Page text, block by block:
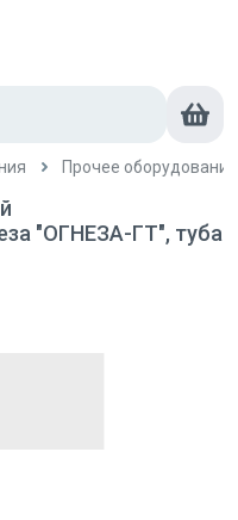
Прочее
"ОГНЕЗА-ГТ", туба